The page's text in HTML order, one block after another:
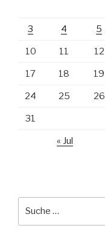
3 4 5
10 11 12
17 18 19
24 25 26
31
« Jul